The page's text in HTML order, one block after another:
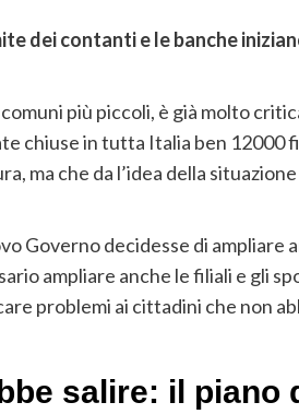
dei contanti e le banche
più piccoli, è già molto
chiuse in tutta Italia ben 12000
ma che da l’idea della situazione
Governo decidesse di ampliare
ampliare anche le filiali e gli
problemi ai cittadini che non
salire: il piano